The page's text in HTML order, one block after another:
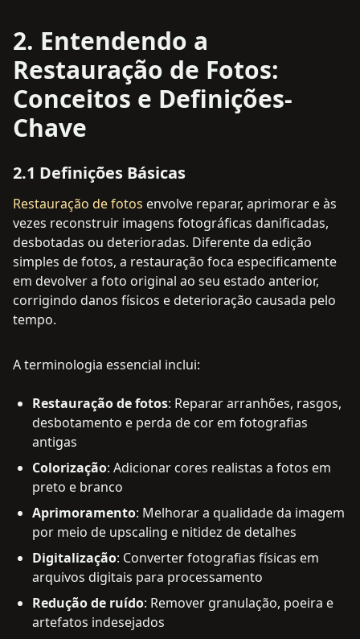
2. Entendendo a
Restauração de Fotos:
Conceitos e Definições-
Chave
2.1 Definições Básicas
Restauração de fotos envolve reparar, aprimorar e às
vezes reconstruir imagens fotográficas danificadas,
desbotadas ou deterioradas. Diferente da edição
simples de fotos, a restauração foca especificamente
em devolver a foto original ao seu estado anterior,
corrigindo danos físicos e deterioração causada pelo
tempo.
A terminologia essencial inclui:
Restauração de fotos: Reparar arranhões, rasgos,
desbotamento e perda de cor em fotografias
antigas
Colorização: Adicionar cores realistas a fotos em
preto e branco
Aprimoramento: Melhorar a qualidade da imagem
por meio de upscaling e nitidez de detalhes
Digitalização: Converter fotografias físicas em
arquivos digitais para processamento
Redução de ruído: Remover granulação, poeira e
artefatos indesejados